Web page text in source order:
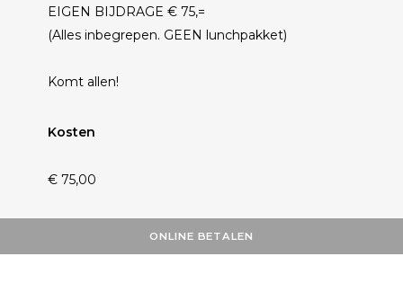
EIGEN BIJDRAGE € 75,=
(Alles inbegrepen. GEEN lunchpakket)
Komt allen!
Kosten
€ 75,00
ONLINE BETALEN